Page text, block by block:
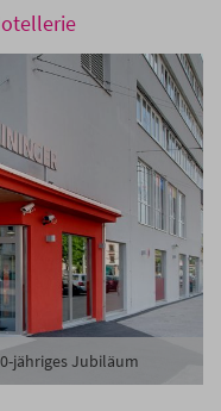
jähriges Jubiläum
erhalten
8.30 Uhr)
zur Kenntnis